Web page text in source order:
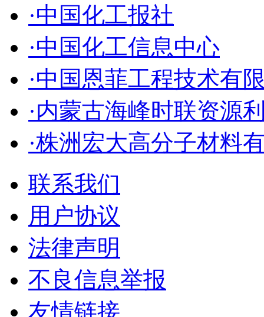
·中国化工报社
·中国化工信息中心
·中国恩菲工程技术有
·内蒙古海峰时联资源
·株洲宏大高分子材料
联系我们
用户协议
法律声明
不良信息举报
友情链接